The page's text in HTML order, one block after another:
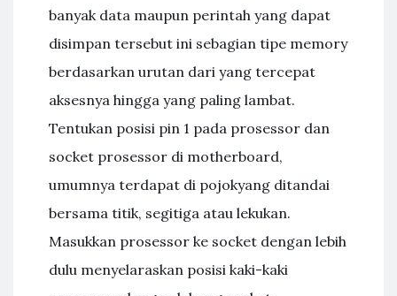
banyak data maupun perintah yang dapat
disimpan tersebut ini sebagian tipe memory
berdasarkan urutan dari yang tercepat
aksesnya hingga yang paling lambat.
Tentukan posisi pin 1 pada prosessor dan
socket prosessor di motherboard,
umumnya terdapat di pojokyang ditandai
bersama titik, segitiga atau lekukan.
Masukkan prosessor ke socket dengan lebih
dulu menyelaraskan posisi kaki-kaki